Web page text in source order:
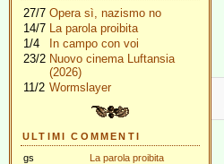
27/7 Opera sì, nazismo no
14/7 La parola proibita
1/4
In campo con voi
23/2 Nuovo cinema Luftansia
(2026)
11/2 Wormslayer
ULTIMI COMMENTI
gs
La parola proibita